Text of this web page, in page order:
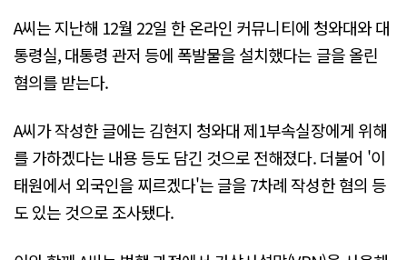
A씨는 지난해 12월 22일 한 온라인 커뮤니티에 청와대와 대
통령실, 대통령 관저 등에 폭발물을 설치했다는 글을 올린
혐의를 받는다.
A씨가 작성한 글에는 김현지 청와대 제1부속실장에게 위해
를 가하겠다는 내용 등도 담긴 것으로 전해졌다. 더불어 '이
태원에서 외국인을 찌르겠다'는 글을 7차례 작성한 혐의 등
도 있는 것으로 조사됐다.